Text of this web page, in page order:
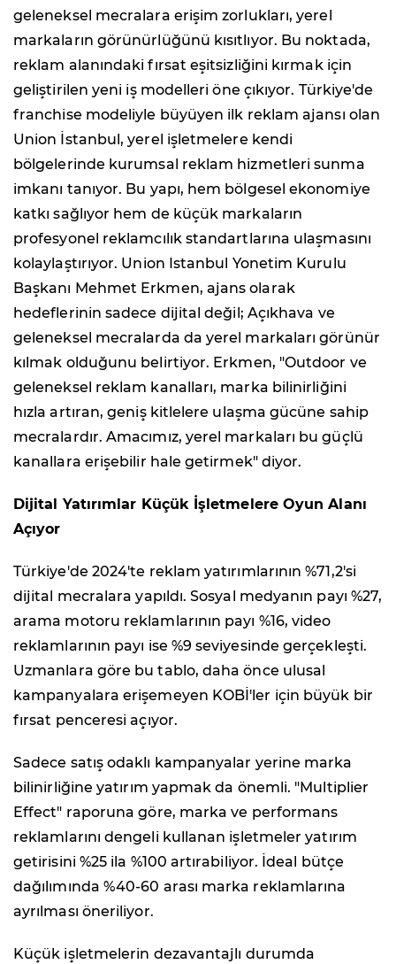
geleneksel mecralara erişim zorlukları, yerel
markaların görünürlüğünü kısıtlıyor. Bu noktada,
reklam alanındaki fırsat eşitsizliğini kırmak için
geliştirilen yeni iş modelleri öne çıkıyor. Türkiye'de
franchise modeliyle büyüyen ilk reklam ajansı olan
Union İstanbul, yerel işletmelere kendi
bölgelerinde kurumsal reklam hizmetleri sunma
imkanı tanıyor. Bu yapı, hem bölgesel ekonomiye
katkı sağlıyor hem de küçük markaların
profesyonel reklamcılık standartlarına ulaşmasını
kolaylaştırıyor. Union Istanbul Yonetim Kurulu
Başkanı Mehmet Erkmen, ajans olarak
hedeflerinin sadece dijital değil; Açıkhava ve
geleneksel mecralarda da yerel markaları görünür
kılmak olduğunu belirtiyor. Erkmen, "Outdoor ve
geleneksel reklam kanalları, marka bilinirliğini
hızla artıran, geniş kitlelere ulaşma gücüne sahip
mecralardır. Amacımız, yerel markaları bu güçlü
kanallara erişebilir hale getirmek" diyor.
Dijital Yatırımlar Küçük İşletmelere Oyun Alanı
Açıyor
Türkiye'de 2024'te reklam yatırımlarının %71,2'si
dijital mecralara yapıldı. Sosyal medyanın payı %27,
arama motoru reklamlarının payı %16, video
reklamlarının payı ise %9 seviyesinde gerçekleşti.
Uzmanlara göre bu tablo, daha önce ulusal
kampanyalara erişemeyen KOBİ'ler için büyük bir
fırsat penceresi açıyor.
Sadece satış odaklı kampanyalar yerine marka
bilinirliğine yatırım yapmak da önemli. "Multiplier
Effect" raporuna göre, marka ve performans
reklamlarını dengeli kullanan işletmeler yatırım
getirisini %25 ila %100 artırabiliyor. İdeal bütçe
dağılımında %40-60 arası marka reklamlarına
ayrılması öneriliyor.
Küçük işletmelerin dezavantajlı durumda